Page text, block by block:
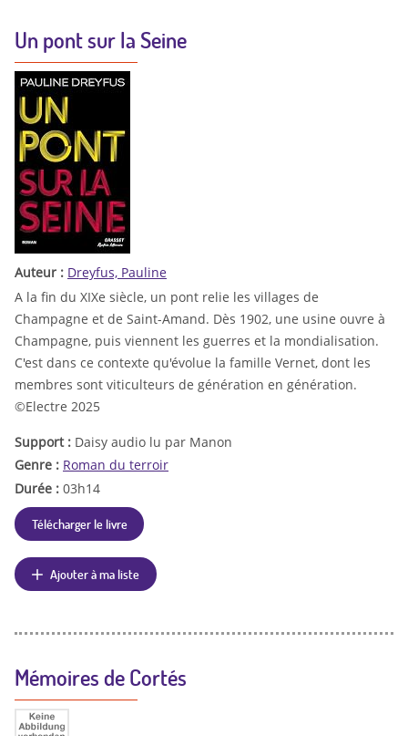
Un pont sur la Seine
Auteur : Dreyfus, Pauline
A la fin du XIXe siècle, un pont relie les villages de
Champagne et de Saint-Amand. Dès 1902, une usine ouvre à
Champagne, puis viennent les guerres et la mondialisation.
C'est dans ce contexte qu'évolue la famille Vernet, dont les
membres sont viticulteurs de génération en génération.
©Electre 2025
Support : Daisy audio lu par Manon
Genre : Roman du terroir
Durée : 03h14
Télécharger le livre
Ajouter à ma liste
Mémoires de Cortés